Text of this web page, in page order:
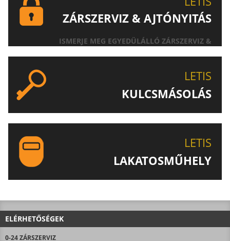
ZÁRSZERVIZ & AJTÓNYITÁS
ISMERJE MEG EGYEDÜLÁLLÓ ZÁRSZERVIZ &
LETIS
KULCSMÁSOLÁS
LETIS
LAKATOSMŰHELY
ELÉRHETŐSÉGEK
0-24 ZÁRSZERVIZ